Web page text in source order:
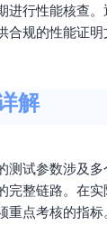
进行性能核查
合规的性能证
解
测试参数涉及多
完整链路。在实
重点考核的指标